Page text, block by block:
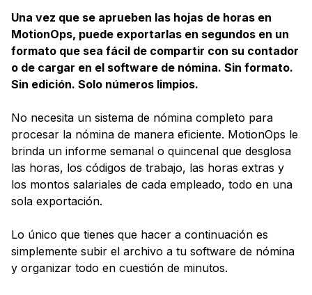
Una vez que se aprueben las hojas de horas en
MotionOps, puede exportarlas en segundos en un
formato que sea fácil de compartir con su contador
o de cargar en el software de nómina. Sin formato.
Sin edición. Solo números limpios.
No necesita un sistema de nómina completo para
procesar la nómina de manera eficiente. MotionOps le
brinda un informe semanal o quincenal que desglosa
las horas, los códigos de trabajo, las horas extras y
los montos salariales de cada empleado, todo en una
sola exportación.
Lo único que tienes que hacer a continuación es
simplemente subir el archivo a tu software de nómina
y organizar todo en cuestión de minutos.